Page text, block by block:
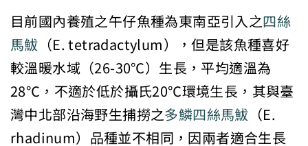
目前國內養殖之午仔魚種為東南亞引入之四絲
馬鮁 （E. tetradactylum），但是該魚種喜好
較溫暖水域（26-30℃）生長，平均適溫為
28℃，不適於低於攝氏20℃環境生長，其與臺
灣中北部沿海野生捕撈之多鱗四絲馬鮁 （E.
rhadinum）品種並不相同，因兩者適合生長